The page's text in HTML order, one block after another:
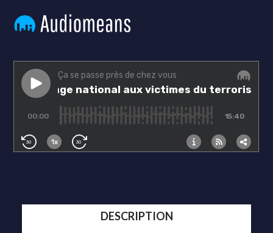
DESCRIPTION